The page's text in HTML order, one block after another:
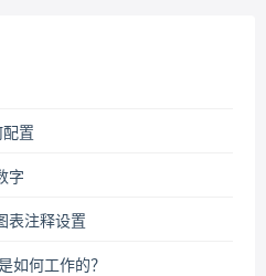
置
字
表注释设置
如何工作的？